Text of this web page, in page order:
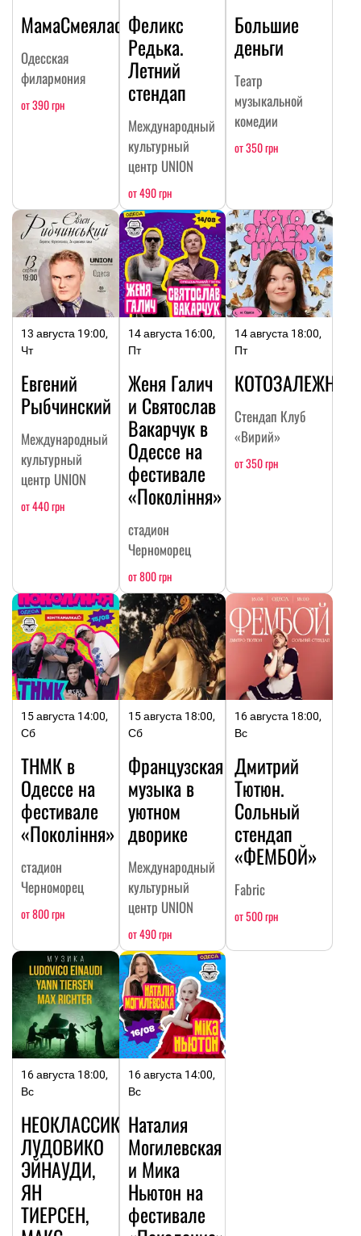
МамаСмеялась
Одесская
филармония
от 390 грн
Феликс
Редька.
Летний
стендап
Международный
культурный
центр UNION
от 490 грн
Большие
деньги
Театр
музыкальной
комедии
от 350 грн
13 августа 19:00,
Чт
Евгений
Рыбчинский
Международный
культурный
центр UNION
от 440 грн
14 августа 16:00,
Пт
Женя Галич
и Святослав
Вакарчук в
Одессе на
фестивале
«Покоління»
стадион
Черноморец
от 800 грн
14 августа 18:00,
Пт
Стендап Клуб
«Вирий»
от 350 грн
15 августа 14:00,
Сб
ТНМК в
Одессе на
фестивале
«Покоління»
стадион
Черноморец
от 800 грн
15 августа 18:00,
Сб
Французская
музыка в
уютном
дворике
Международный
культурный
центр UNION
от 490 грн
16 августа 18:00,
Вс
Дмитрий
Тютюн.
Сольный
стендап
«ФЕМБОЙ»
Fabric
от 500 грн
16 августа 18:00,
Вс
НЕОКЛАССИКА:
ЛУДОВИКО
ЭЙНАУДИ,
ЯН
ТИЕРСЕН,
16 августа 14:00,
Вс
Наталия
Могилевская
и Мика
Ньютон на
фестивале